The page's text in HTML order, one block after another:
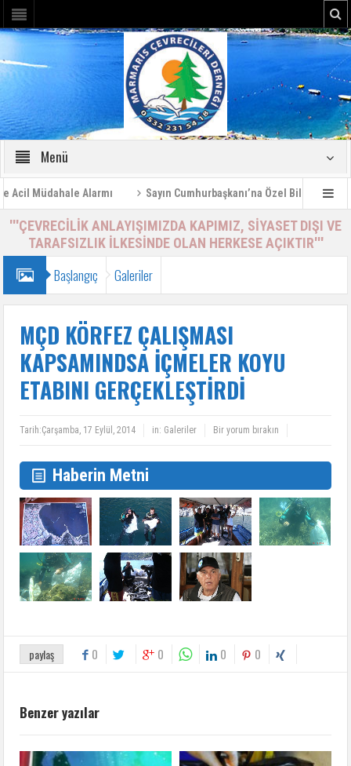
Menü
Müdahale Alarmı Sayın Cumhurbaşkanı’na Özel Bilgilendirme
'''ÇEVRECİLİK ANLAYIŞIMIZDA KAPIMIZ, SİYASET DIŞI VE
TARAFSIZLIK İLKESİNDE OLAN HERKESE AÇIKTIR'''
Başlangıç Galeriler
MÇD KÖRFEZ ÇALIŞMASI
KAPSAMINDSA İÇMELER KOYU
ETABINI GERÇEKLEŞTİRDİ
Tarih:Çarşamba, 17 Eylül, 2014 in: Galeriler Bir yorum bırakın
Haberin Metni
paylaş 0 0 0 0
Benzer yazılar